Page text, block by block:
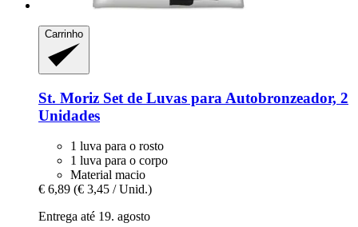
Carrinho
St. Moriz Set de Luvas para Autobronzeador, 2
Unidades
1 luva para o rosto
1 luva para o corpo
Material macio
€ 6,89 (€ 3,45 / Unid.)
Entrega até 19. agosto